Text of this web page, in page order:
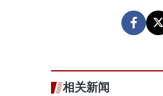
相关新闻